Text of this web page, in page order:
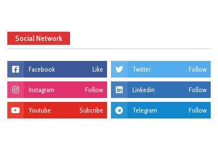
Social Network
Facebook Like Twitter Follow
Instagram Follow Linkedin Follow
Youtube Subcribe Telegram Follow